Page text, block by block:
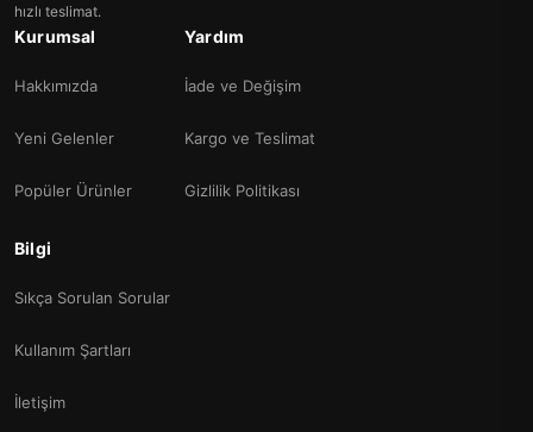
hızlı teslimat.
Kurumsal
Hakkımızda
Yeni Gelenler
Popüler Ürünler
Yardım
İade ve Değişim
Kargo ve Teslimat
Gizlilik Politikası
Bilgi
Sıkça Sorulan Sorular
Kullanım Şartları
İletişim